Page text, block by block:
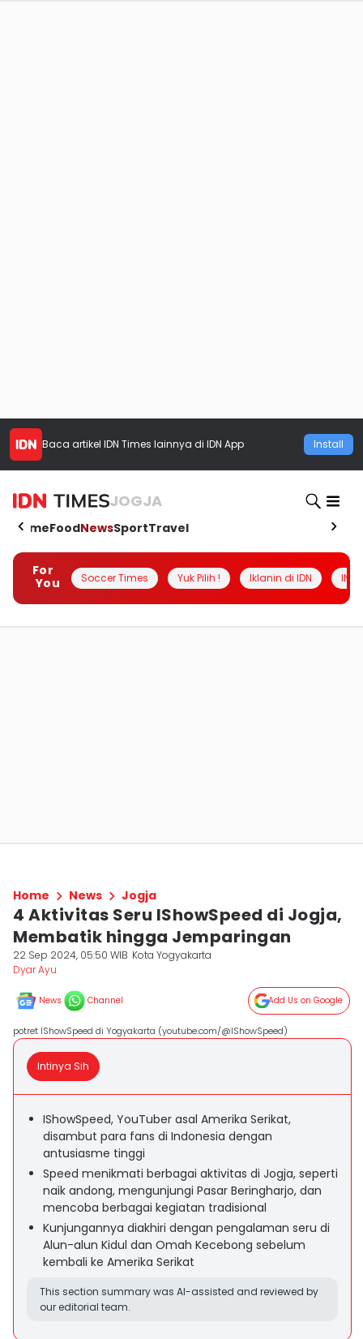
Baca artikel IDN Times lainnya di IDN App Install
JOGJA
HomeFoodNewsSportTravel
For
You
Soccer Times Yuk Pilih ! Iklanin di IDN
Home News Jogja
4 Aktivitas Seru IShowSpeed di Jogja,
Membatik hingga Jemparingan
22 Sep 2024, 05:50 WIB Kota Yogyakarta
Dyar Ayu
News Channel Add Us on Google
potret IShowSpeed di Yogyakarta (youtube.com/@IShowSpeed)
Intinya Sih
IShowSpeed, YouTuber asal Amerika Serikat,
disambut para fans di Indonesia dengan
antusiasme tinggi
Speed menikmati berbagai aktivitas di Jogja, seperti
naik andong, mengunjungi Pasar Beringharjo, dan
mencoba berbagai kegiatan tradisional
Kunjungannya diakhiri dengan pengalaman seru di
Alun-alun Kidul dan Omah Kecebong sebelum
kembali ke Amerika Serikat
This section summary was AI-assisted and reviewed by
our editorial team.